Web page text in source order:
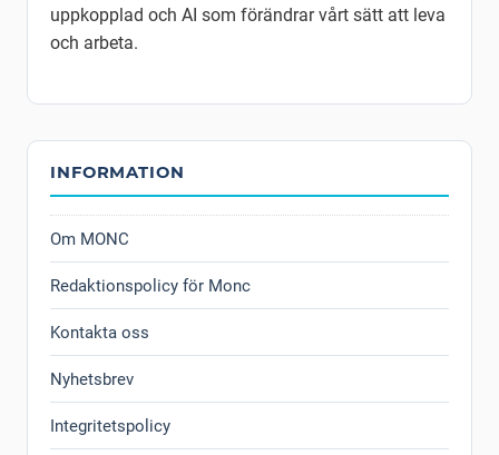
uppkopplad och AI som förändrar vårt sätt att leva
och arbeta.
INFORMATION
Om MONC
Redaktionspolicy för Monc
Kontakta oss
Nyhetsbrev
Integritetspolicy